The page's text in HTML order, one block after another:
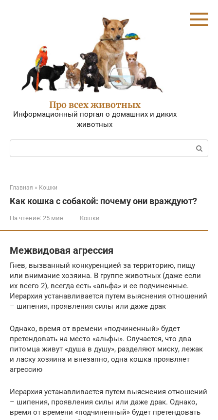
Про всех животных
Информационный портал о домашних и диких
животных
Поиск:
Главная » Кошки
Как кошка с собакой: почему они враждуют?
На чтение: 25 мин Кошки
Межвидовая агрессия
Гнев, вызванный конкуренцией за территорию, пищу
или внимание хозяина. В группе животных (даже если
их всего 2), всегда есть «альфа» и ее подчиненные.
Иерархия устанавливается путем выяснения отношений
– шипения, проявления силы или даже драк
Однако, время от времени «подчиненный» будет
претендовать на место «альфы». Случается, что два
питомца живут «душа в душу», разделяют миску, лежак
и ласку хозяина и внезапно, одна кошка проявляет
агрессию
Иерархия устанавливается путем выяснения отношений
– шипения, проявления силы или даже драк. Однако,
время от времени «подчиненный» будет претендовать